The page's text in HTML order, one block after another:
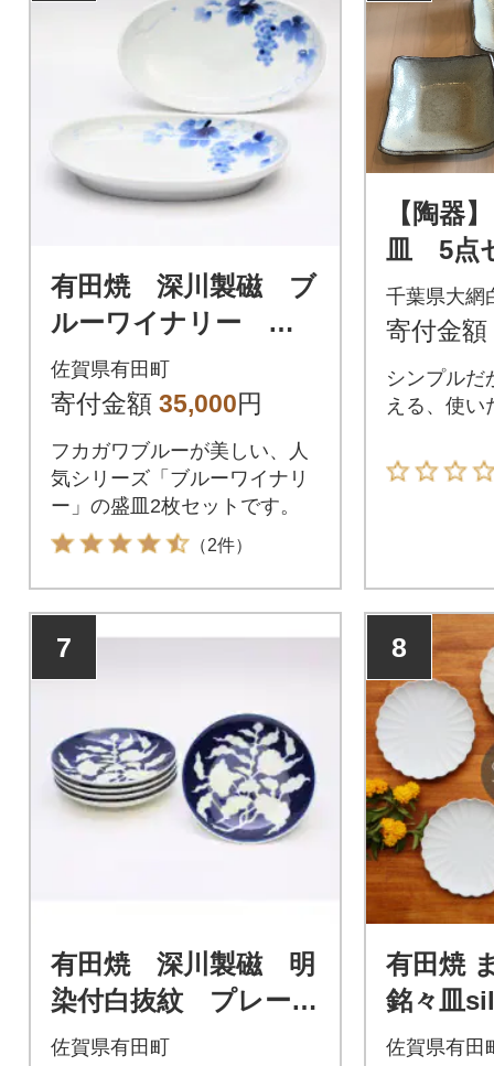
有田焼 深川製磁 ブ
ルーワイナリー ペ
ア楕円盛皿
佐賀県有田町
寄付金額 35,000円
フカガワブルーが美しい、人
気シリーズ「ブルーワイナリ
ー」の盛皿2枚セットです。
（2件）
【陶器
皿 5点
千葉県大網
寄付金額
シンプルだ
える、使い
7
有田焼 深川製磁 明
染付白抜紋 プレート
皿揃
佐賀県有田町
8
有田焼
銘々皿
ト
佐賀県有田